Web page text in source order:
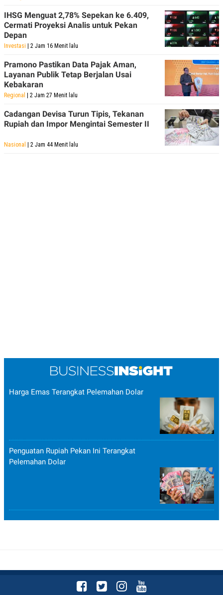
IHSG Menguat 2,78% Sepekan ke 6.409,
Cermati Proyeksi Analis untuk Pekan
Depan
Investasi | 2 Jam 16 Menit lalu
Pramono Pastikan Data Pajak Aman,
Layanan Publik Tetap Berjalan Usai
Kebakaran
Regional | 2 Jam 27 Menit lalu
Cadangan Devisa Turun Tipis, Tekanan
Rupiah dan Impor Mengintai Semester II
Nasional | 2 Jam 44 Menit lalu
Harga Emas Terangkat Pelemahan Dolar
Penguatan Rupiah Pekan Ini Terangkat
Pelemahan Dolar